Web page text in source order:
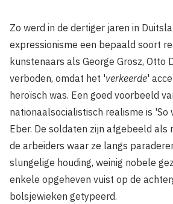
Zo werd in de dertiger jaren in
expressionisme een bepaald soort
kunstenaars als George Grosz, Otto
verboden, omdat het 'verkeerde'
heroïsch was. Een goed voorbeeld
nationaalsocialistisch realisme is 'So
Eber. De soldaten zijn afgebeeld als
de arbeiders waar ze langs
slungelige houding, weinig nobele
enkele opgeheven vuist op de
bolsjewieken getypeerd.